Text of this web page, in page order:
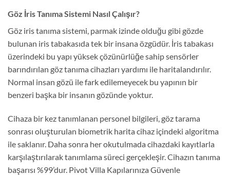
Göz İris Tanıma Sistemi Nasıl Çalışır?
Göz iris tanıma sistemi, parmak izinde olduğu gibi gözde
bulunan iris tabakasıda tek bir insana özgüdür. İris tabakası
üzerindeki bu yapı yüksek çözünürlüğe sahip sensörler
barındırılan göz tanıma cihazları yardımı ile haritalandırılır.
Normal insan gözü ile fark edilemeyecek bu yapının bir
benzeri başka bir insanın gözünde yoktur.
Cihaza bir kez tanımlanan personel bilgileri, göz tarama
sonrası oluşturulan biometrik harita cihaz içindeki algoritma
ile saklanır. Daha sonra her okutulmada cihazdaki kayıtlarla
karşılaştırılarak tanımlama süreci gerçekleşir. Cihazın tanıma
başarısı %99’dur. Pivot Villa Kapılarınıza Güvenle